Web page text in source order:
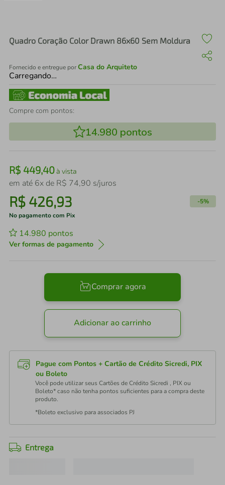
Quadro Coração Color Drawn 86x60 Sem Moldura
Fornecido e entregue porCasa do Arquiteto
Carregando…
Compre com pontos:
14.980 pontos
R$ 449,40à vista
em até 6x de R$ 74,90 s/juros
R$ 426,93 -5%
No pagamento com Pix
14.980 pontos
Ver formas de pagamento
Comprar agora
Adicionar ao carrinho
Pague com Pontos + Cartão de Crédito Sicredi, PIX
ou Boleto
Você pode utilizar seus Cartões de Crédito Sicredi , PIX ou
Boleto* caso não tenha pontos suficientes para a compra deste
produto.
*Boleto exclusivo para associados PJ
Entrega